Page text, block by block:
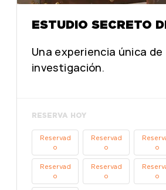
ESTUDIO SECRETO
Una experiencia única de
investigación.
RESERVA HOY
Reservad
o
Reservad
o
o
Reservad
o
Reservad
o
o